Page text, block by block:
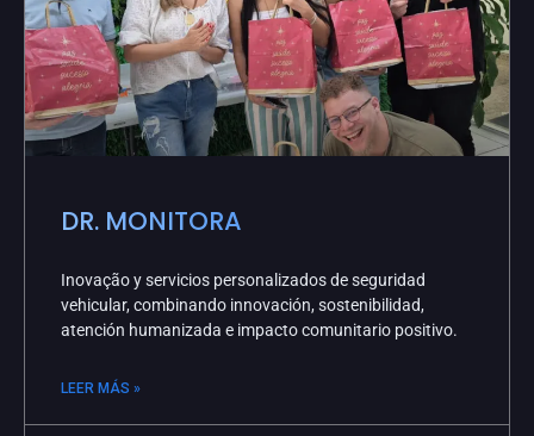
DR. MONITORA
Inovação y servicios personalizados de seguridad
vehicular, combinando innovación, sostenibilidad,
atención humanizada e impacto comunitario positivo.
LEER MÁS »